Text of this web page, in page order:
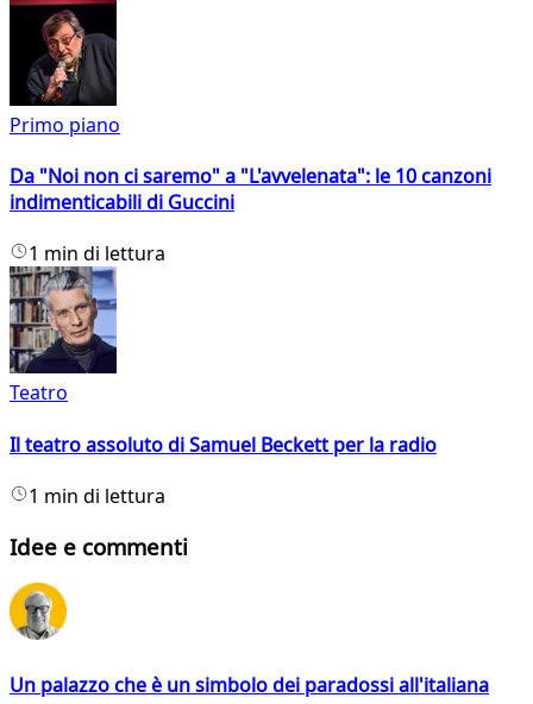
Primo piano
Da "Noi non ci saremo" a "L'avvelenata": le 10 canzoni
indimenticabili di Guccini
1 min di lettura
Teatro
Il teatro assoluto di Samuel Beckett per la radio
1 min di lettura
Idee e commenti
Un palazzo che è un simbolo dei paradossi all'italiana